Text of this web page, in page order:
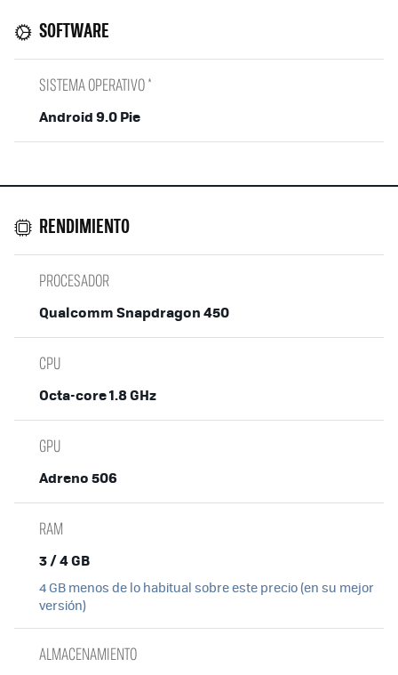
SOFTWARE
SISTEMA OPERATIVO *
Android 9.0 Pie
RENDIMIENTO
PROCESADOR
Qualcomm Snapdragon 450
CPU
Octa-core 1.8 GHz
GPU
Adreno 506
RAM
3 / 4 GB
4 GB menos de lo habitual sobre este precio (en su mejor
versión)
ALMACENAMIENTO